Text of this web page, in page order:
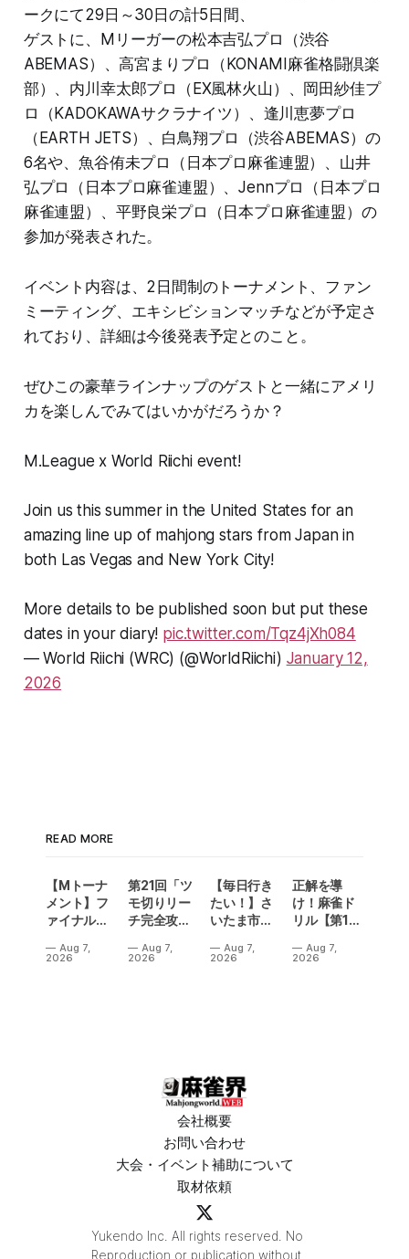
ークにて29日～30日の計5日間、
ゲストに、Mリーガーの松本吉弘プロ（渋谷
ABEMAS）、高宮まりプロ（KONAMI麻雀格闘倶楽
部）、内川幸太郎プロ（EX風林火山）、岡田紗佳プ
ロ（KADOKAWAサクラナイツ）、逢川恵夢プロ
（EARTH JETS）、白鳥翔プロ（渋谷ABEMAS）の
6名や、魚谷侑未プロ（日本プロ麻雀連盟）、山井
弘プロ（日本プロ麻雀連盟）、Jennプロ（日本プロ
麻雀連盟）、平野良栄プロ（日本プロ麻雀連盟）の
参加が発表された。
イベント内容は、2日間制のトーナメント、ファン
ミーティング、エキシビションマッチなどが予定さ
れており、詳細は今後発表予定とのこと。
ぜひこの豪華ラインナップのゲストと一緒にアメリ
カを楽しんでみてはいかがだろうか？
M.League x World Riichi event!
Join us this summer in the United States for an
amazing line up of mahjong stars from Japan in
both Las Vegas and New York City!
More details to be published soon but put these
dates in your diary! pic.twitter.com/Tqz4jXh084
— World Riichi (WRC) (@WorldRiichi) January 12,
2026
READ MORE
【Mトーナ
メント】フ
ァイナル／2
ニバル！東
Aug 7,
2026
第21回「ツ
モ切りリー
チ完全攻
Aug 7,
2026
【毎日行き
たい！】さ
いたま市に
誕生！？
Aug 7,
2026
正解を導
け！麻雀ド
リル【第14
Aug 7,
2026
会社概要
お問い合わせ
大会・イベント補助について
取材依頼
Yukendo Inc. All rights reserved. No
Reproduction or publication without